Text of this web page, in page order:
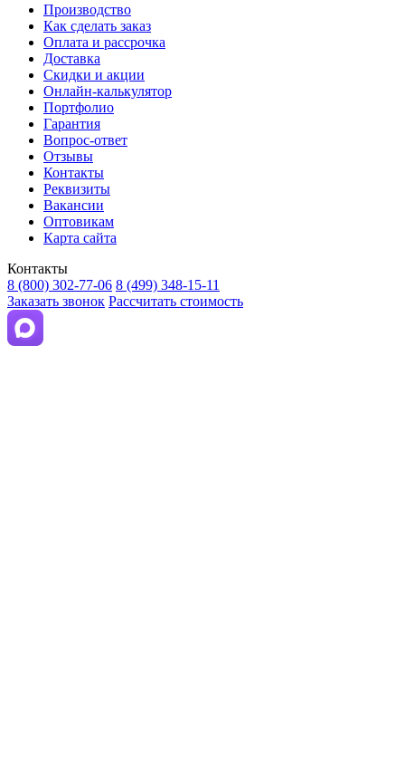
Производство
Как сделать заказ
Оплата и рассрочка
Доставка
Скидки и акции
Онлайн-калькулятор
Портфолио
Гарантия
Вопрос-ответ
Отзывы
Контакты
Реквизиты
Вакансии
Оптовикам
Карта сайта
Контакты
8 (800) 302-77-06 8 (499) 348-15-11
Заказать звонок Рассчитать стоимость